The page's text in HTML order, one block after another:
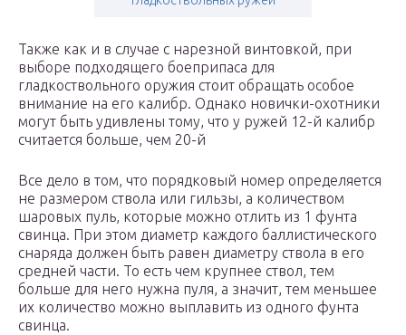
Также как и в случае с нарезной винтовкой, при
выборе подходящего боеприпаса для
гладкоствольного оружия стоит обращать особое
внимание на его калибр. Однако новички-охотники
могут быть удивлены тому, что у ружей 12-й калибр
считается больше, чем 20-й
Все дело в том, что порядковый номер определяется
не размером ствола или гильзы, а количеством
шаровых пуль, которые можно отлить из 1 фунта
свинца. При этом диаметр каждого баллистического
снаряда должен быть равен диаметру ствола в его
средней части. То есть чем крупнее ствол, тем
больше для него нужна пуля, а значит, тем меньшее
их количество можно выплавить из одного фунта
свинца.